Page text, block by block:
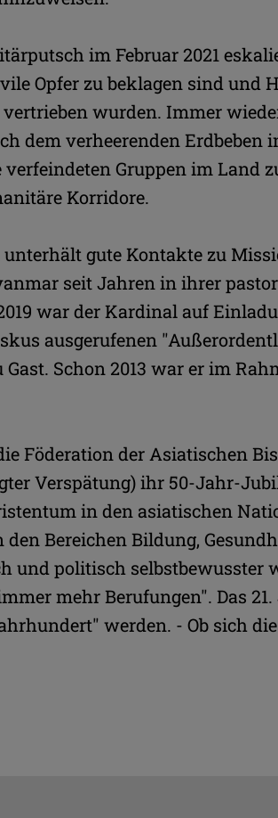
im Februar 2021
Opfer zu beklagen sind und
wurden. Immer
dem verheerenden Erdbeben
Gruppen im Land
Korridore.
gute Kontakte zu
seit Jahren in ihrer
war der Kardinal auf
ausgerufenen
Gast. Schon 2013 war er im
Föderation der Asiatischen
Verspätung) ihr 50-Jahr-
in den asiatischen
den Bereichen Bildung,
und politisch selbstbewusster
mehr Berufungen". Das
werden. - Ob sich